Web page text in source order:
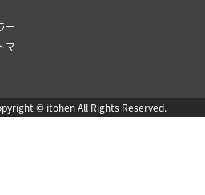
ー
マ
© itohen All Rights Reserved.